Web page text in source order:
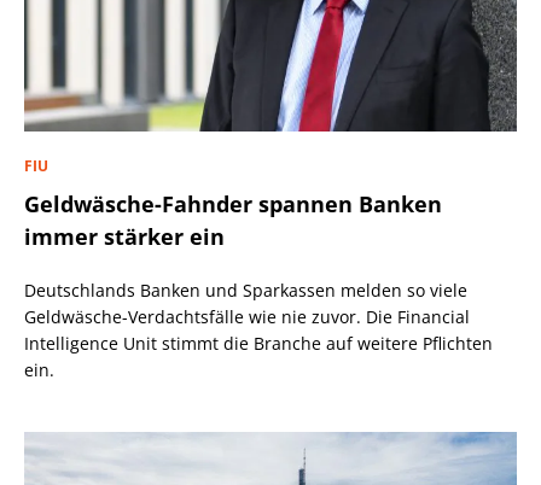
FIU
Geldwäsche-Fahnder spannen Banken
immer stärker ein
Deutschlands Banken und Sparkassen melden so viele
Geldwäsche-Verdachtsfälle wie nie zuvor. Die Financial
Intelligence Unit stimmt die Branche auf weitere Pflichten
ein.